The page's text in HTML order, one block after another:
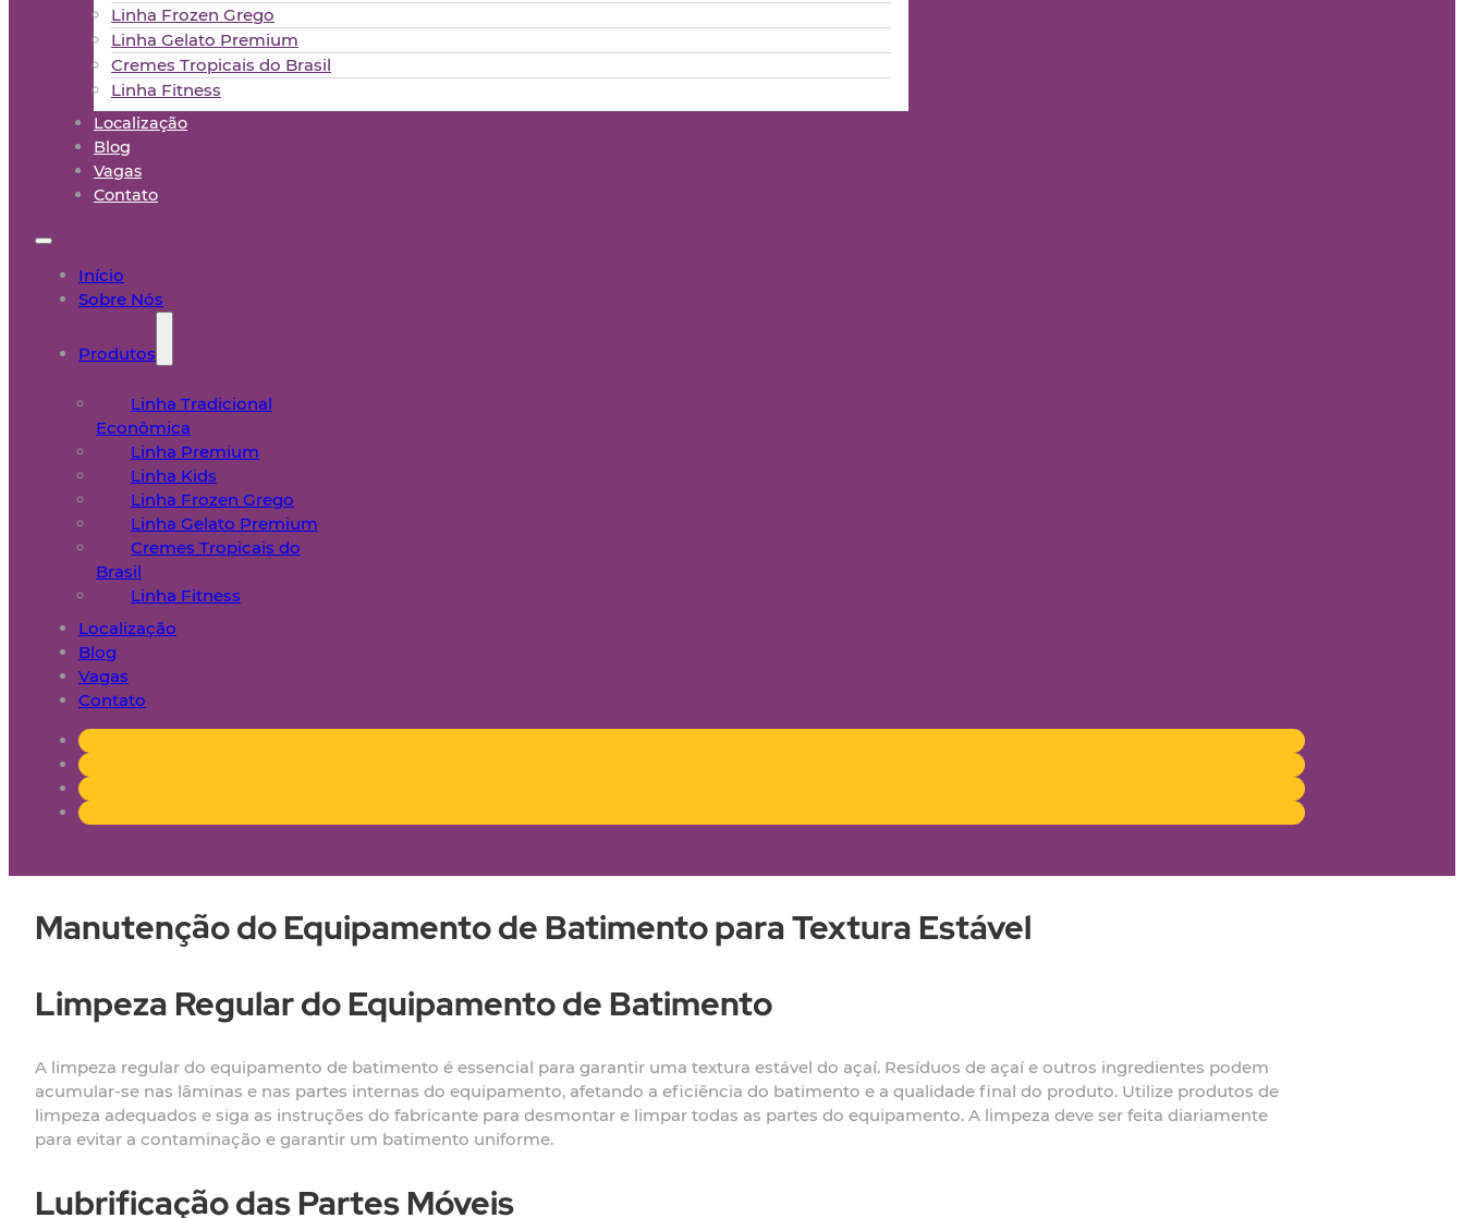
Linha Frozen Grego
Linha Gelato Premium
Cremes Tropicais do Brasil
Linha Fitness
Localização
Blog
Vagas
Contato
Início
Sobre Nós
Produtos
Linha Tradicional
Econômica
Linha Premium
Linha Kids
Linha Frozen Grego
Linha Gelato Premium
Cremes Tropicais do
Brasil
Linha Fitness
Localização
Blog
Vagas
Contato
Manutenção do Equipamento de Batimento para Textura Estável
Limpeza Regular do Equipamento de Batimento
A limpeza regular do equipamento de batimento é essencial para garantir uma textura estável do açaí. Resíduos de açaí e outros ingredientes podem
acumular-se nas lâminas e nas partes internas do equipamento, afetando a eficiência do batimento e a qualidade final do produto. Utilize produtos de
limpeza adequados e siga as instruções do fabricante para desmontar e limpar todas as partes do equipamento. A limpeza deve ser feita diariamente
para evitar a contaminação e garantir um batimento uniforme.
Lubrificação das Partes Móveis